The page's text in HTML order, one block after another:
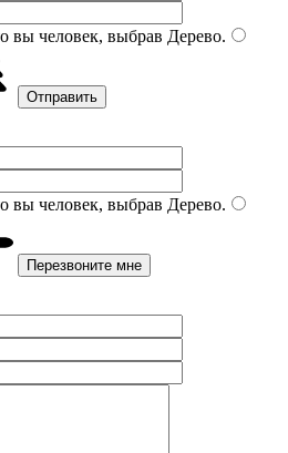
вы человек, выбрав Дерево.
вы человек, выбрав Дерево.